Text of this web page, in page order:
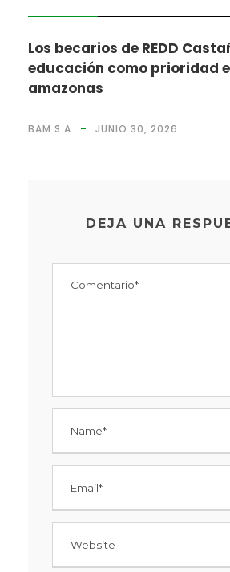
Los becarios de REDD
educación como prioridad
amazonas
BAM S.A JUNIO 30, 2026
DEJA UNA